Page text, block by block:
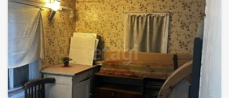
кустарников. Не упустите шанс стать владельцем этого
прекрасного участка. Позвоните нам прямо сейчас, чтобы
узнать больше и записаться на просмотр. Код пользователя:
196994 Номер в базе: 12494405